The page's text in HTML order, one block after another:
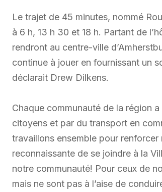
Le trajet de 45 minutes, nommé
à 6 h, 13 h 30 et 18 h. Partant de
rendront au centre-ville
continue à jouer en fournissant un
déclarait Drew Dilkens.
Chaque communauté de la région
citoyens et par du transport en
travaillons ensemble pour
reconnaissante de se joindre à la
notre communauté! Pour ceux de
mais ne sont pas à l’aise de